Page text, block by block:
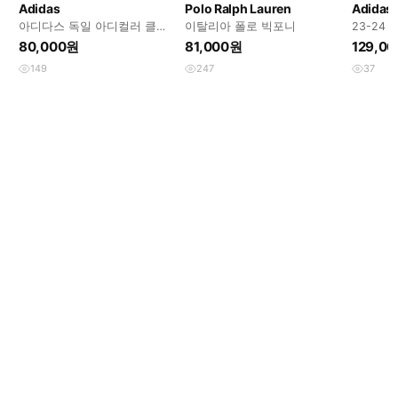
Adidas
아디다스 독일 아디컬러 클래
식 삼선 티셔츠
80,000원
149
Polo Ralph Lauren
이탈리아 폴로 빅포니
81,000원
247
Adidas
23-24
틱 유니
37